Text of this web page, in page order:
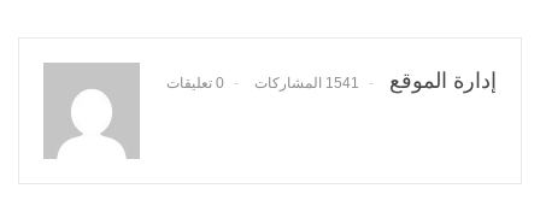
إدارة الموقع 1541 المشاركات 0 تعليقات